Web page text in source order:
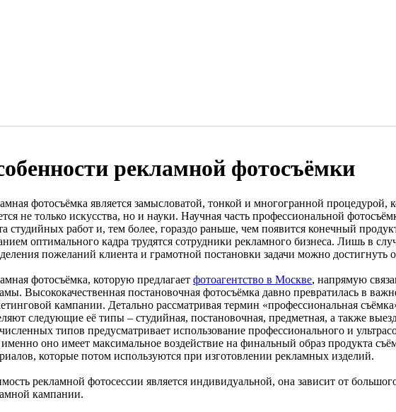
рекламной фотосъёмки
фотосъёмка является замысловатой, тонкой и многогранной процедурой,
не только искусства, но и науки. Научная часть профессиональной
студийных работ и, тем более, гораздо раньше, чем появится конечный
оптимального кадра трудятся сотрудники рекламного бизнеса. Лишь в
пожеланий клиента и грамотной постановки задачи можно достигнуть
фотосъёмка, которую предлагает фотоагентство в Москве, напрямую
Высококачественная постановочная фотосъёмка давно превратилась в
кампании. Детально рассматривая термин «профессиональная
следующие её типы – студийная, постановочная, предметная, а также
типов предусматривает использование профессионального и
именно оно имеет максимальное воздействие на финальный образ продукта
которые потом используются при изготовлении рекламных изделий.
рекламной фотосессии является индивидуальной, она зависит от
кампании.